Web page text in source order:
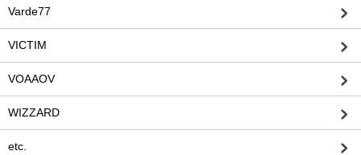
Varde77
VICTIM
VOAAOV
WIZZARD
etc.